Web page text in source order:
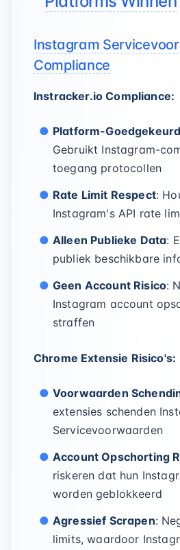
Instagram
Compliance
Instracker.io Compliance:
Platform-
Gebruikt Instagram-
toegang protocollen
Rate Limit Respect:
Instagram's API rate
Alleen Publieke Data:
publiek beschikbare
Geen Account Risico:
Instagram account
straffen
Chrome Extensie Risico's:
Voorwaarden
extensies schenden
Servicevoorwaarden
Account Opschorting
riskeren dat hun
worden geblokkeerd
Agressief Scrapen:
limits, waardoor